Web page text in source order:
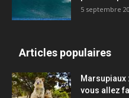
5 septembre
Articles populaires
vous allez